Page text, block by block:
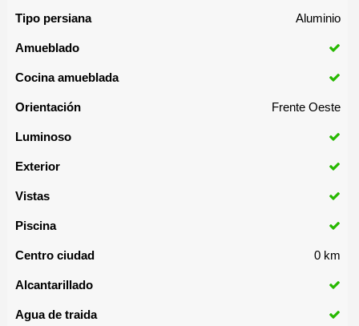
Tipo persiana Aluminio
Amueblado
Cocina amueblada
Orientación Frente Oeste
Luminoso
Exterior
Vistas
Piscina
Centro ciudad 0 km
Alcantarillado
Agua de traida